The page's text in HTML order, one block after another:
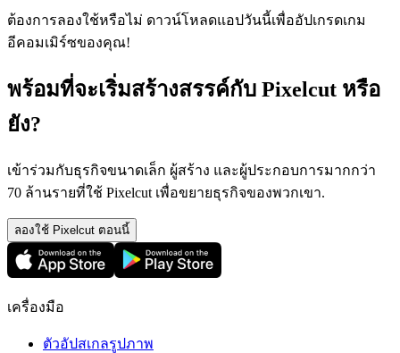
ต้องการลองใช้หรือไม่ ดาวน์โหลดแอปวันนี้เพื่ออัปเกรดเกม
อีคอมเมิร์ซของคุณ!
พร้อมที่จะเริ่มสร้างสรรค์กับ Pixelcut หรือ
ยัง?
เข้าร่วมกับธุรกิจขนาดเล็ก ผู้สร้าง และผู้ประกอบการมากกว่า
70 ล้านรายที่ใช้ Pixelcut เพื่อขยายธุรกิจของพวกเขา.
ลองใช้ Pixelcut ตอนนี้
เครื่องมือ
ตัวอัปสเกลรูปภาพ